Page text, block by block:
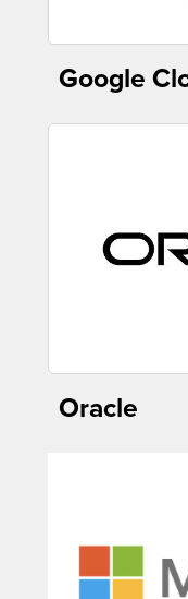
Google
Oracle